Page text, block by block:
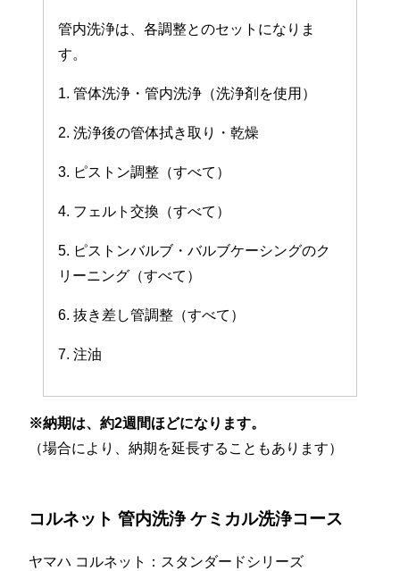
管内洗浄は、各調整とのセットになりま
す。
1. 管体洗浄・管内洗浄（洗浄剤を使用）
2. 洗浄後の管体拭き取り・乾燥
3. ピストン調整（すべて）
4. フェルト交換（すべて）
5. ピストンバルブ・バルブケーシングのク
リーニング（すべて）
6. 抜き差し管調整（すべて）
7. 注油
※納期は、約2週間ほどになります。
（場合により、納期を延長することもあります）
コルネット 管内洗浄 ケミカル洗浄コース
ヤマハ コルネット：スタンダードシリーズ